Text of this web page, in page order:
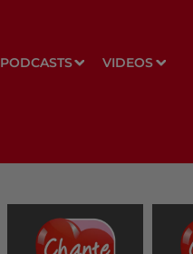
PODCASTS VIDEOS